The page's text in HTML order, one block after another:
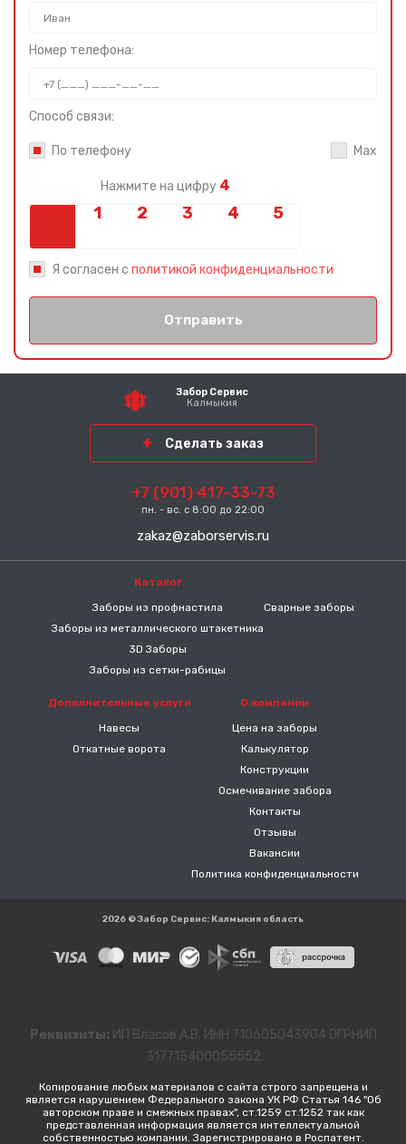
Номер телефона:
Способ связи:
По телефону Max
Нажмите на цифру 4
Я согласен с политикой конфиденциальности
Отправить
Забор Сервис
Калмыкия
Сделать заказ
+7 (901) 417-33-73
пн. - вс. с 8:00 до 22:00
zakaz@zaborservis.ru
Каталог
Заборы из профнастила
Заборы из металлического штакетника
3D Заборы
Заборы из сетки-рабицы
Сварные заборы
Дополнительные услуги
Навесы
Откатные ворота
О компании
Цена на заборы
Калькулятор
Конструкции
Осмечивание забора
Контакты
Отзывы
Вакансии
Политика конфиденциальности
2026 © Забор Сервис: Калмыкия область
Реквизиты: ИП Власов А.В. ИНН 710605043904 ОГРНИП
317715400055552
Копирование любых материалов с сайта строго запрещена и
является нарушением Федерального закона УК РФ Статья 146 "Об
авторском праве и смежных правах", ст.1259 ст.1252 так как
представленная информация является интеллектуальной
собственностью компании. Зарегистрировано в Роспатент.